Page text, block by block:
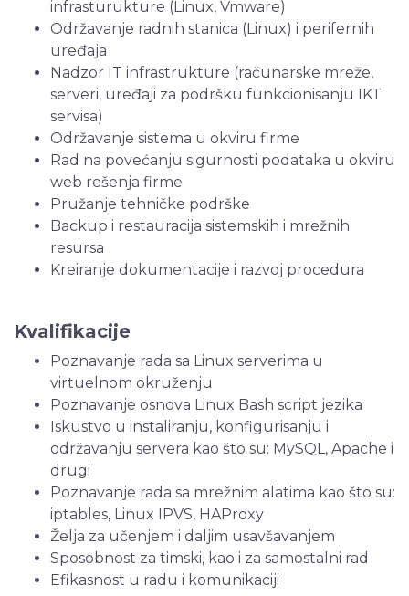
infrasturukture (Linux, Vmware)
Održavanje radnih stanica (Linux) i perifernih
uređaja
Nadzor IT infrastrukture (računarske mreže,
serveri, uređaji za podršku funkcionisanju IKT
servisa)
Održavanje sistema u okviru firme
Rad na povećanju sigurnosti podataka u okviru
web rešenja firme
Pružanje tehničke podrške
Backup i restauracija sistemskih i mrežnih
resursa
Kreiranje dokumentacije i razvoj procedura
Kvalifikacije
Poznavanje rada sa Linux serverima u
virtuelnom okruženju
Poznavanje osnova Linux Bash script jezika
Iskustvo u instaliranju, konfigurisanju i
održavanju servera kao što su: MySQL, Apache i
drugi
Poznavanje rada sa mrežnim alatima kao što su:
iptables, Linux IPVS, HAProxy
Želja za učenjem i daljim usavšavanjem
Sposobnost za timski, kao i za samostalni rad
Efikasnost u radu i komunikaciji